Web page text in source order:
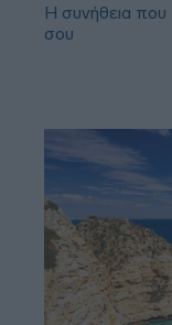
Η συνήθεια που
σου